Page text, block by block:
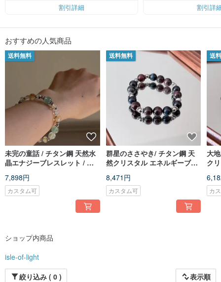
割引詳細
割引詳
おすすめの人気商品
送料無料
未完の童話 / チタン鋼 天然水
晶エナジーブレスレット / カ
7,898円
カスタム可
送料無料
群星のささやき/ チタン鋼 天
然クリスタル エネルギーブレ
ト
8,471円
カスタム可
送
大
ク
カ
ショップ内商品
isle-of-light
絞り込み ( 0 )
表示順